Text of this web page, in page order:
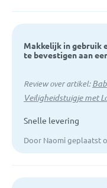
Makkelijk in gebruik
te bevestigen aan
Review over artikel:
Veiligheidstuigje met
Snelle levering
Door Naomi geplaatst